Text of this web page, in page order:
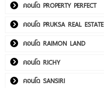
คอนโด PROPERTY PERFECT
คอนโด PRUKSA REAL ESTATE
คอนโด RAIMON LAND
คอนโด RICHY
คอนโด SANSIRI